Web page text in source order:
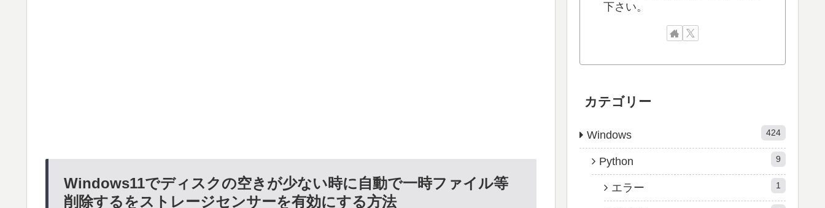
Windows11でディスクの空きが少ない時に自動で一時ファイル等
削除するをストレージセンサーを有効にする方法
下さい。
カテゴリー
Windows 424
Python 9
エラー 1